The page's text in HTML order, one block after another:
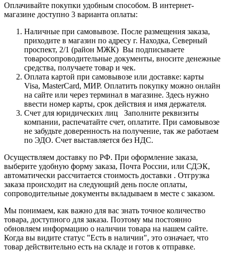
Оплачивайте покупки удобным способом. В интернет-
магазине доступно 3 варианта оплаты:
Наличные при самовывозе. После размещения заказа,
приходите в магазин по адресу г. Находка, Северный
проспект, 2/1 (район МЖК) Вы подписываете
товаросопроводительные документы, вносите денежные
средства, получаете товар и чек.
Оплата картой при самовывозе или доставке: карты
Visa, MasterCard, МИР. Оплатить покупку можно онлайн
на сайте или через терминал в магазине. Здесь нужно
ввести номер карты, срок действия и имя держателя.
Счет для юридических лиц Заполните реквизиты
компании, распечатайте счет, оплатите. При самовывозе
не забудьте доверенность на получение, так же работаем
по ЭДО. Счет выставляется без НДС.
Осуществляем доставку по РФ. При оформление заказа,
выберите удобную форму заказа, Почта России, или СДЭК,
автоматически рассчитается стоимость доставки . Отгрузка
заказа происходит на следующий день после оплаты,
сопроводительные документы вкладываем в месте с заказом.
Мы понимаем, как важно для вас знать точное количество
товара, доступного для заказа. Поэтому мы постоянно
обновляем информацию о наличии товара на нашем сайте.
Когда вы видите статус "Есть в наличии", это означает, что
товар действительно есть на складе и готов к отправке.